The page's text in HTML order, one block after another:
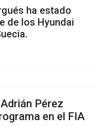
ha estado
de los Hyundai
Pérez
en el FIA